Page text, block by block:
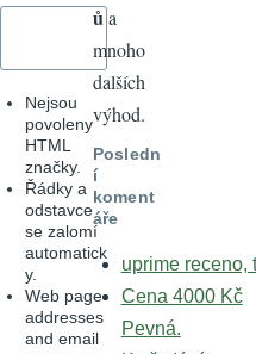
Nejsou
povoleny
HTML
značky.
Řádky a
odstavce
se zalomí
automatick
y.
Web page
addresses
and email
ůa
mnoho
dalších
výhod.
Posledn
í
koment
áře
uprime receno,
Cena 4000 Kč
Pevná.